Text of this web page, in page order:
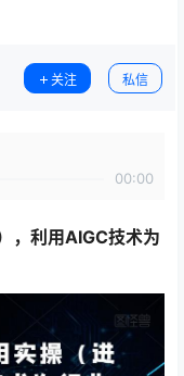
关注 私信
00:00
，利用AIGC技术为